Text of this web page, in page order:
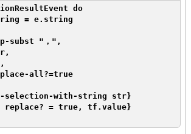
replace? =
了しました"}
do
=
=
str =
do
= e.string
"，",
with-string str}
= true, tf.value}